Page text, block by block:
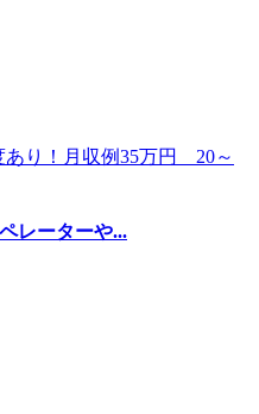
レーターや...